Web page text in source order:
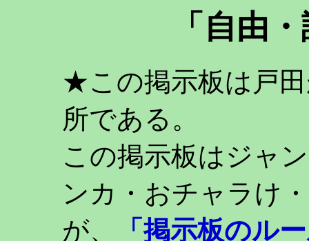
「自由
★この掲示板は戸
所である。
この掲示板はジャ
ンカ・おチャラけ
が、
「掲示板のル